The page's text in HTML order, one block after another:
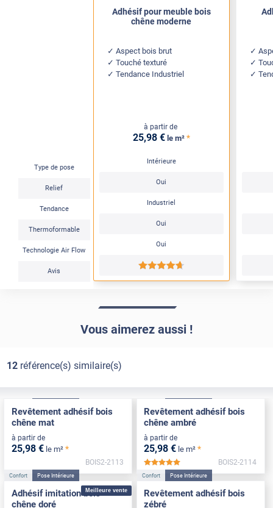
Type de pose
Relief
Tendance
Thermoformable
Technologie Air Flow
Avis
Adhésif pour meuble bois
chêne moderne
Aspect bois brut
Touché texturé
Tendance Industriel
à partir de
25,98 € le m² *
Intérieure
Oui
Industriel
Oui
Oui
*****
Vous aimerez aussi !
12référence(s) similaire(s)
Revêtement adhésif bois
chêne mat
à partir de
25,98 € le m² *
BOIS2-2113
Revêtement adhésif bois
chêne ambré
à partir de
25,98 € le m² *
BOIS2-2114
Meilleure vente
Confort Pose Intérieure
Adhésif imitation bois
chêne doré
Confort Pose Intérieure
Revêtement adhésif bois
zébré